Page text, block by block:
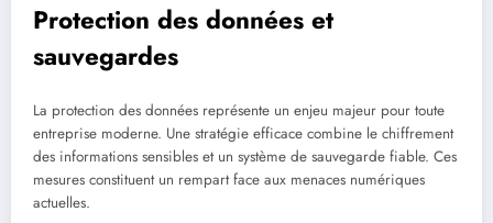
Protection des données et
sauvegardes
La protection des données représente un enjeu majeur pour toute
entreprise moderne. Une stratégie efficace combine le chiffrement
des informations sensibles et un système de sauvegarde fiable. Ces
mesures constituent un rempart face aux menaces numériques
actuelles.